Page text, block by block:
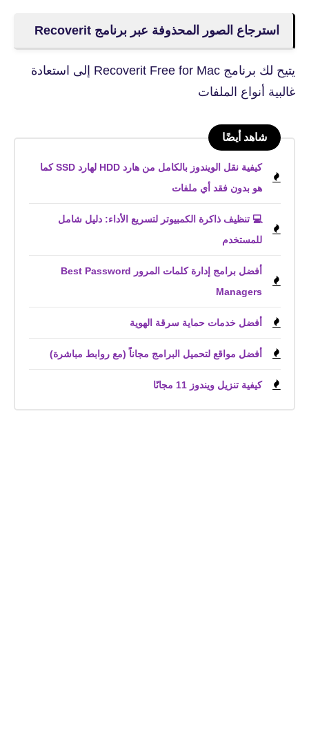
استرجاع الصور المحذوفة عبر برنامج Recoverit
يتيح لك برنامج Recoverit Free for Mac إلى استعادة
غالبية أنواع الملفات
شاهد أيضًا
كيفية نقل الويندوز بالكامل من هارد HDD لهارد SSD كما
هو بدون فقد أي ملفات
💻 تنظيف ذاكرة الكمبيوتر لتسريع الأداء: دليل شامل
للمستخدم
أفضل برامج إدارة كلمات المرور Best Password
Managers
أفضل خدمات حماية سرقة الهوية
أفضل مواقع لتحميل البرامج مجاناً (مع روابط مباشرة)
كيفية تنزيل ويندوز 11 مجانًا